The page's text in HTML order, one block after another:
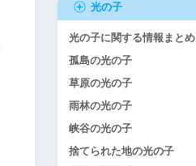
光の子
光の子に関する情報まとめ
孤島の光の子
草原の光の子
雨林の光の子
峡谷の光の子
捨てられた地の光の子